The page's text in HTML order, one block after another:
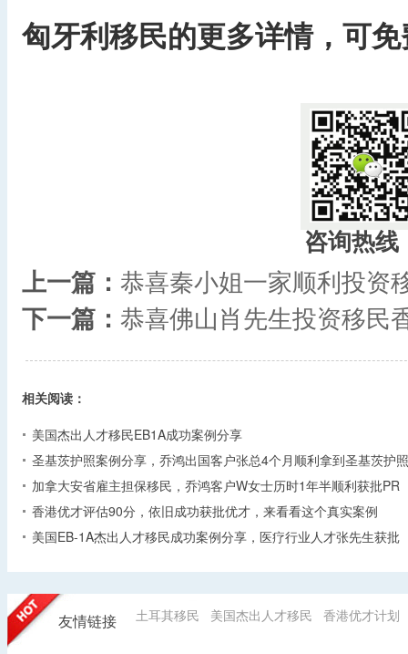
匈牙利移民的更多详情，可
咨询热线
上一篇： 恭喜秦小姐一家顺利投资
下一篇： 恭喜佛山肖先生投资移民
相关阅读：
美国杰出人才移民EB1A成功案例分享
圣基茨护照案例分享，乔鸿出国客户张总4个月顺利拿到圣基茨护照
加拿大安省雇主担保移民，乔鸿客户W女士历时1年半顺利获批PR
香港优才评估90分，依旧成功获批优才，来看看这个真实案例
美国EB-1A杰出人才移民成功案例分享，医疗行业人才张先生获批
友情链接 土耳其移民 美国杰出人才移民 香港优才计划